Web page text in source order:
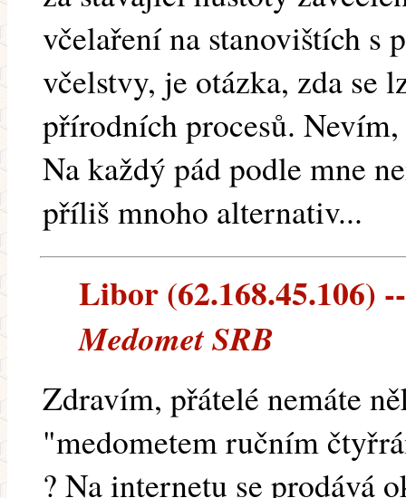
včelaření na stanovištích s
včelstvy, je otázka, zda se
přírodních procesů.
Na každý pád podle mne
příliš mnoho alternativ...
Libor (62.168.45.106)
Medomet SRB
Zdravím, přátelé nemáte
"medometem ručním
? Na internetu se prodává